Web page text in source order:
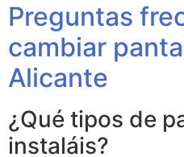
Preguntas
cambiar
Alicante
¿Qué tipos de
instaláis?